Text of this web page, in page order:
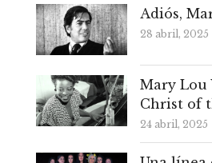
Adiós,
28 abril, 2025
Mary Lou
Christ of
24 abril, 2025